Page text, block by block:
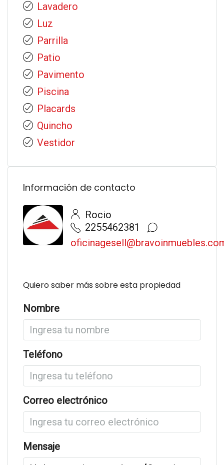
Lavadero
Luz
Parrilla
Patio
Pavimento
Piscina
Placards
Quincho
Vestidor
Información de contacto
Rocio
2255462381
Quiero saber más sobre esta propiedad
Nombre
Teléfono
Correo electrónico
Mensaje